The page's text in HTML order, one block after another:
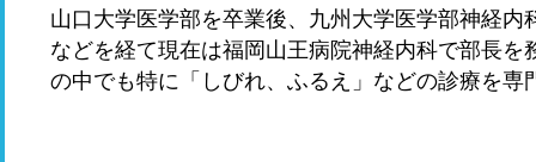
山口大学医学部を卒業後、九州大学医学部神経
などを経て現在は福岡山王病院神経内科で部長
の中でも特に「しびれ、ふるえ」などの診療を専